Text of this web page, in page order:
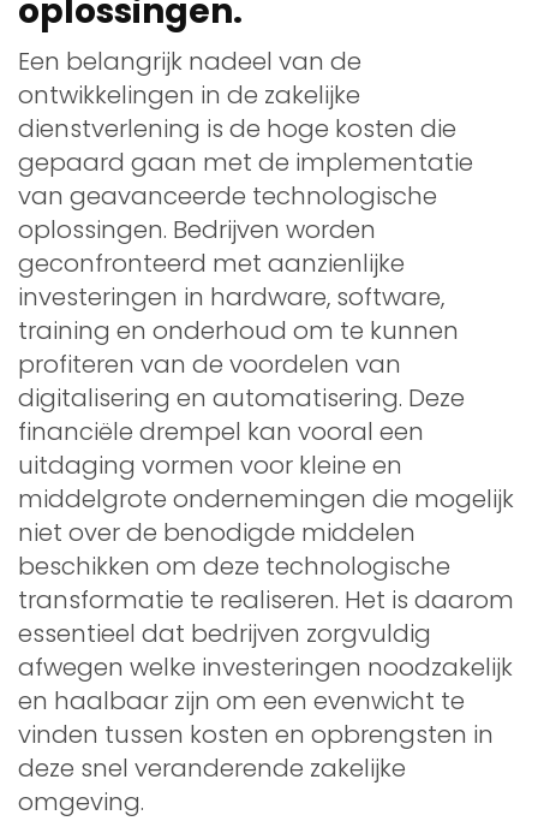
oplossingen.
Een belangrijk nadeel van de
ontwikkelingen in de zakelijke
dienstverlening is de hoge kosten die
gepaard gaan met de implementatie
van geavanceerde technologische
oplossingen. Bedrijven worden
geconfronteerd met aanzienlijke
investeringen in hardware, software,
training en onderhoud om te kunnen
profiteren van de voordelen van
digitalisering en automatisering. Deze
financiële drempel kan vooral een
uitdaging vormen voor kleine en
middelgrote ondernemingen die mogelijk
niet over de benodigde middelen
beschikken om deze technologische
transformatie te realiseren. Het is daarom
essentieel dat bedrijven zorgvuldig
afwegen welke investeringen noodzakelijk
en haalbaar zijn om een evenwicht te
vinden tussen kosten en opbrengsten in
deze snel veranderende zakelijke
omgeving.